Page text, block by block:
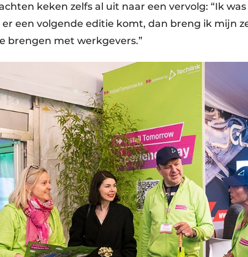
keken zelfs al uit naar een vervolg: “Ik
een volgende editie komt, dan breng ik mijn
brengen met werkgevers.”